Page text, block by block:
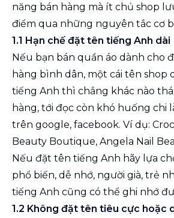
năng bán hàng mà ít chủ shop
điểm qua những nguyên tắc cơ
1.1 Hạn chế đặt tên tiếng Anh dài
Nếu bạn bán quần áo dành cho
hàng bình dân, một cái tên shop
tiếng Anh thì chẳng khác nào
hàng, tới đọc còn khó huống chi
trên google, facebook. Ví dụ:
Beauty Boutique, Angela Nail
Nếu đặt tên tiếng Anh hãy lựa
phổ biến, dễ nhớ, người già, trẻ
tiếng Anh cũng có thể ghi nhớ
1.2 Không đặt tên tiêu cực hoặc